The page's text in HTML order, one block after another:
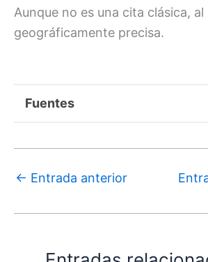
Aunque no es una cita clásica, al
geográficamente precisa.
Fuentes
← Entrada anterior